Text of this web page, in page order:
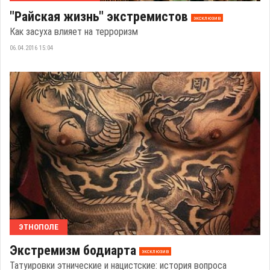
"Райская жизнь" экстремистов эксклюзив
Как засуха влияет на терроризм
06.04.2016 15:04
ЭТНОПОЛЕ
Экстремизм бодиарта эксклюзив
Татуировки этнические и нацистские: история вопроса